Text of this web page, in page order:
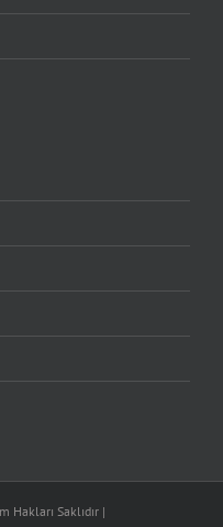
Hakları Saklıdır |